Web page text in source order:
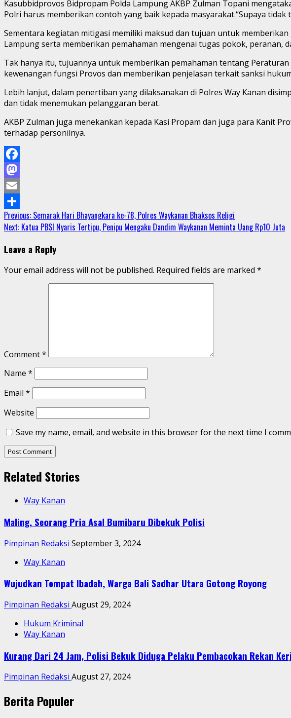
Kasubbidprovos Bidpropam Polda Lampung AKBP Zulman Topani
Polri harus memberikan contoh yang baik kepada masyarakat.“Supaya tidak
Sementara kegiatan mitigasi memiliki maksud dan tujuan untuk
Lampung serta memberikan pemahaman mengenai tugas pokok, peranan,
Tak hanya itu, tujuannya untuk memberikan pemahaman tentang
kewenangan fungsi Provos dan memberikan penjelasan terkait sanksi
Lebih lanjut, dalam penertiban yang dilaksanakan di Polres Way Kanan
dan tidak menemukan pelanggaran berat.
AKBP Zulman juga menekankan kepada Kasi Propam dan juga para Kanit
terhadap personilnya.
Facebook
Mastodon
Email
Share
Continue
Reading
Previous: Semarak Hari Bhayangkara ke-78, Polres Waykanan Bhaksos Religi
Next: Katua PBSI Nyaris Tertipu, Penipu Mengaku Dandim Waykanan Meminta Uang Rp10 Juta
Leave a Reply
Your email address will not be published. Required fields are marked *
Comment*
Name *
Email *
Website
Save my name, email, and website in this browser for the next time I
Related Stories
Way Kanan
Maling, Seorang Pria Asal Bumibaru Dibekuk Polisi
Pimpinan Redaksi September 3, 2024
Way Kanan
Wujudkan Tempat Ibadah, Warga Bali Sadhar Utara Gotong Royong
Pimpinan Redaksi August 29, 2024
Hukum Kriminal
Way Kanan
Kurang Dari 24 Jam, Polisi Bekuk Diduga Pelaku Pembacokan Rekan
Pimpinan Redaksi August 27, 2024
Berita Populer